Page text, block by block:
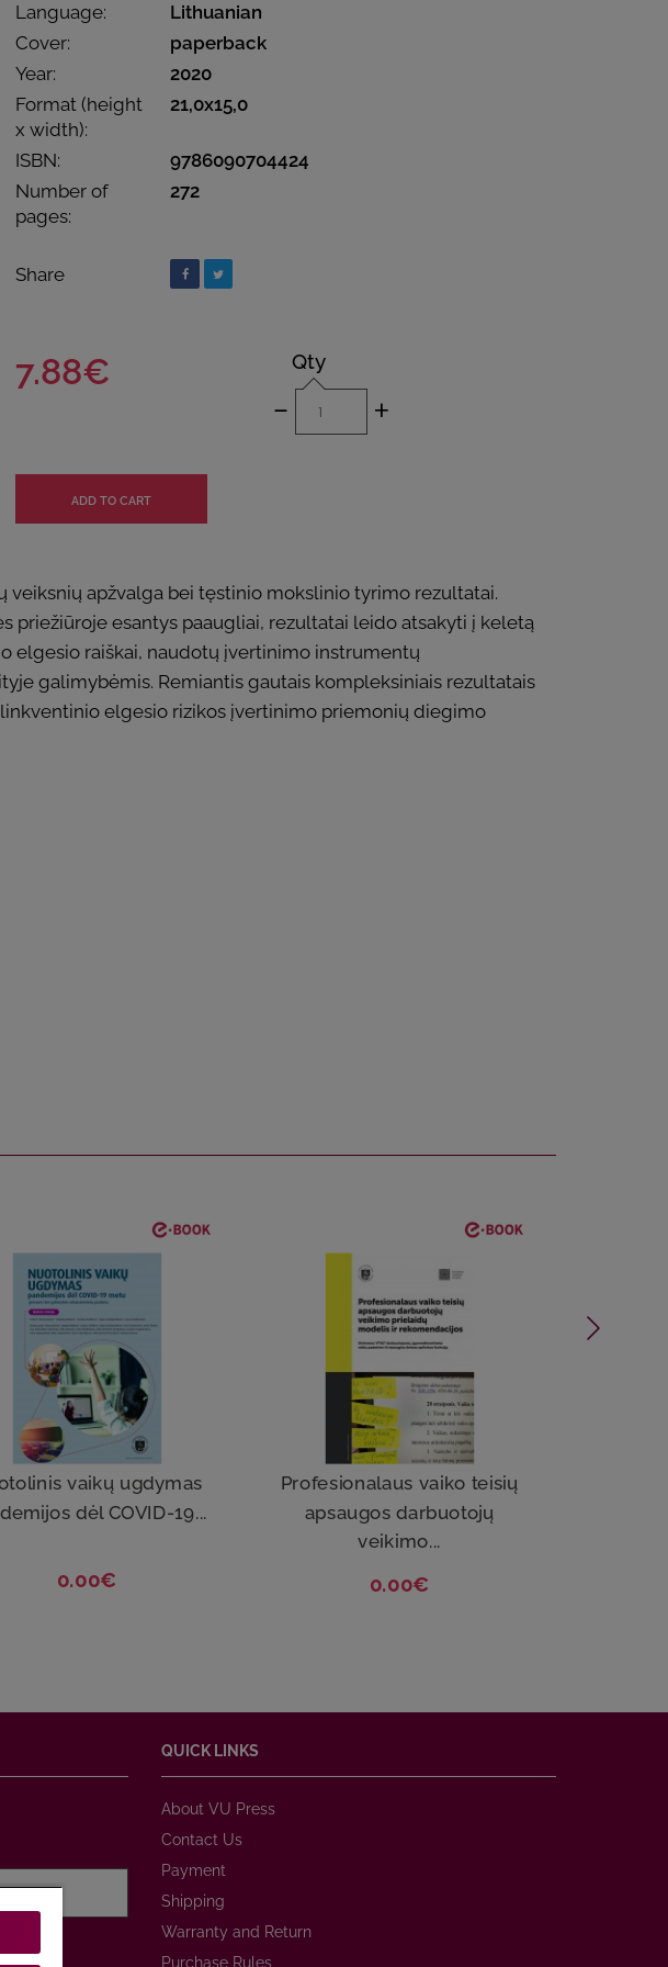
Language:
Lithuanian
Cover:
paperback
Year:
2020
Format (height
x width):
21,0x15,0
ISBN:
9786090704424
Number of
pages:
272
Share
7.88€ Qty
- +
apžvalga bei tęstinio mokslinio tyrimo rezultatai.
priežiūroje esantys paaugliai, rezultatai leido atsakyti į keletą
elgesio raiškai, naudotų įvertinimo instrumentų
galimybėmis. Remiantis gautais kompleksiniais rezultatais
elgesio rizikos įvertinimo priemonių diegimo
vaikų ugdymas
dėl COVID-19...
0.00€
Profesionalaus vaiko teisių
apsaugos darbuotojų
veikimo...
0.00€
QUICK LINKS
About VU Press
Contact Us
Payment
Shipping
Warranty and Return
Purchase Rules